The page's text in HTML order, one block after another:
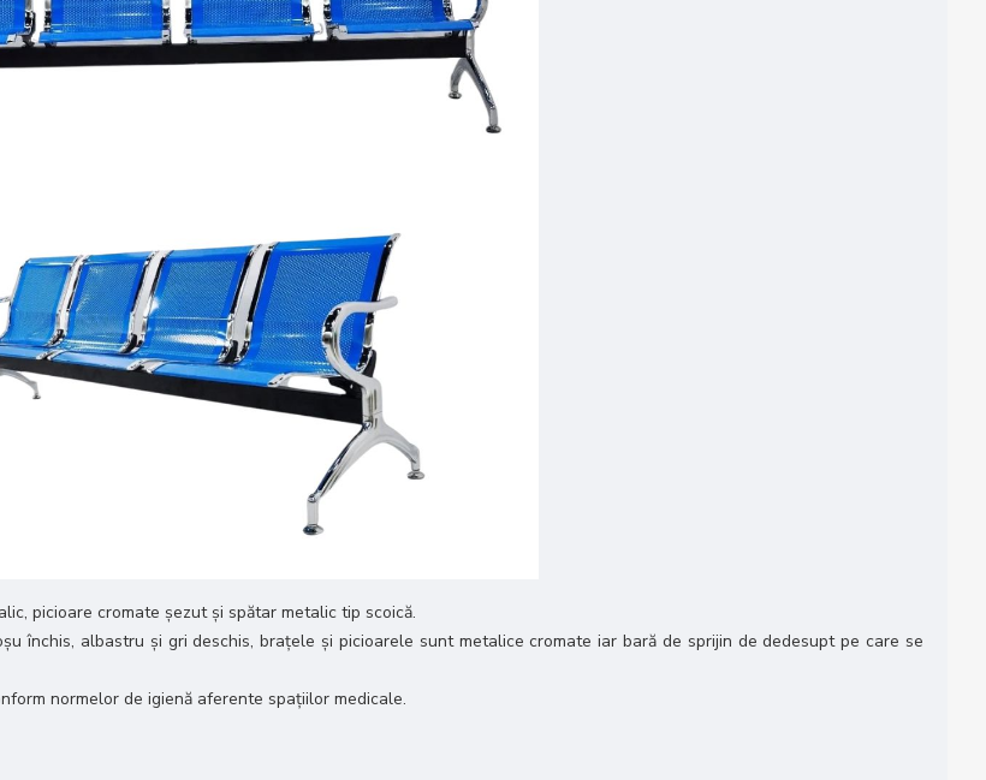
picioare cromate șezut și spătar metalic tip scoică.
închis, albastru și gri deschis, brațele și picioarele sunt metalice cromate iar bară de sprijin de dedesupt pe care se
normelor de igienă aferente spațiilor medicale.